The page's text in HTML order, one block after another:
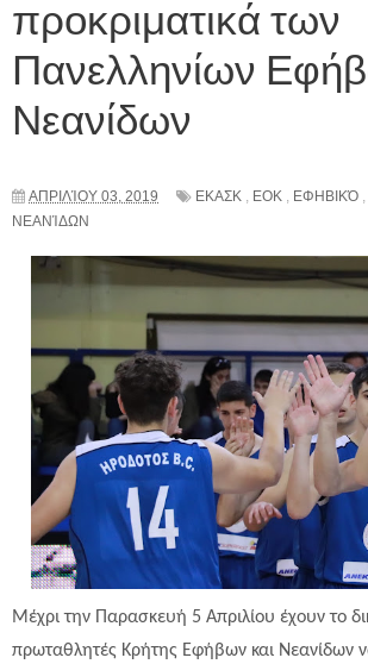
προκριματικά των
Πανελληνίων
Νεανίδων
ΑΠΡΙΛΊΟΥ 03, 2019 ΕΚΑΣΚ , ΕΟΚ , ΕΦΗΒΙΚΌ ,
ΝΕΑΝΊΔΩΝ
Μέχρι την Παρασκευή 5 Απριλίου έχουν το
πρωταθλητές Κρήτης Εφήβων και Νεανίδων